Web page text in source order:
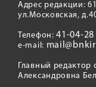
Адрес редакции:
ул.Московская,
Телефон:41-04-28
e-mail:
Главный редактор
Александровна